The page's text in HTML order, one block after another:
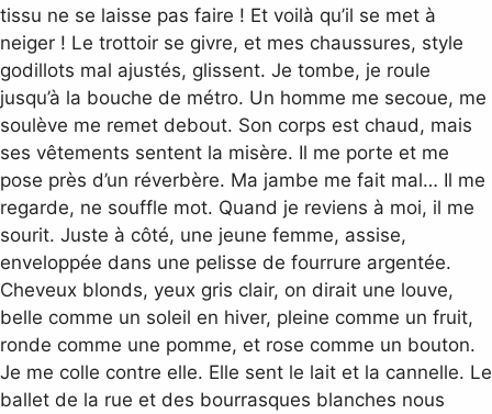
tissu ne se laisse pas faire ! Et voilà qu’il se met à
neiger ! Le trottoir se givre, et mes chaussures, style
godillots mal ajustés, glissent. Je tombe, je roule
jusqu’à la bouche de métro. Un homme me secoue, me
soulève me remet debout. Son corps est chaud, mais
ses vêtements sentent la misère. Il me porte et me
pose près d’un réverbère. Ma jambe me fait mal… Il me
regarde, ne souffle mot. Quand je reviens à moi, il me
sourit. Juste à côté, une jeune femme, assise,
enveloppée dans une pelisse de fourrure argentée.
Cheveux blonds, yeux gris clair, on dirait une louve,
belle comme un soleil en hiver, pleine comme un fruit,
ronde comme une pomme, et rose comme un bouton.
Je me colle contre elle. Elle sent le lait et la cannelle. Le
ballet de la rue et des bourrasques blanches nous